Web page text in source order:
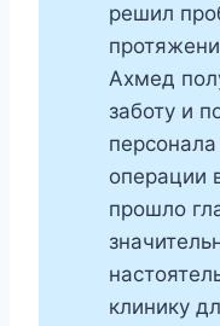
решил
Ахмед
заботу и
операции
прошло
клинику